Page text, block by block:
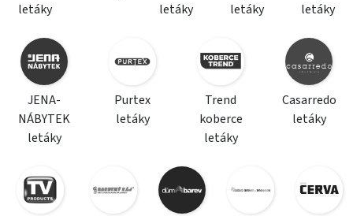
letáky
letáky
letáky
letáky
JENA-
NÁBYTEK
letáky
Purtex
letáky
Trend
koberce
letáky
Casarredo
letáky